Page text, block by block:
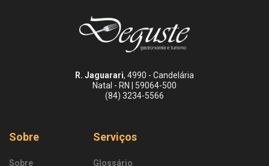
R. Jaguarari, 4990 - Candelária
Natal - RN | 59064-500
(84) 3234-5566
Sobre
Sobre
Serviços
Glossário